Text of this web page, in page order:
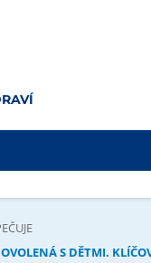
S DĚTMI.